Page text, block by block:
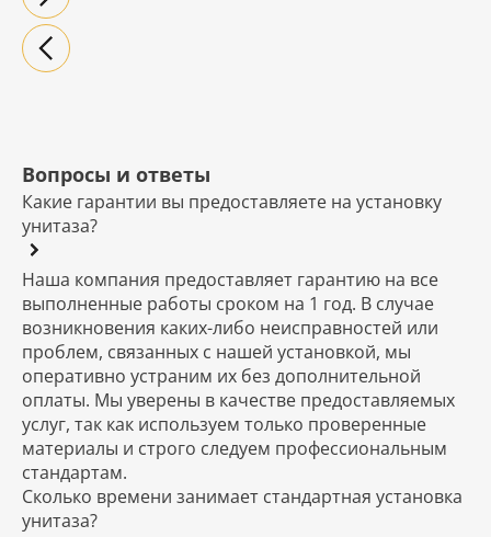
Вопросы и ответы
Какие гарантии вы предоставляете на установку
унитаза?
Наша компания предоставляет гарантию на все
выполненные работы сроком на 1 год. В случае
возникновения каких-либо неисправностей или
проблем, связанных с нашей установкой, мы
оперативно устраним их без дополнительной
оплаты. Мы уверены в качестве предоставляемых
услуг, так как используем только проверенные
материалы и строго следуем профессиональным
стандартам.
Сколько времени занимает стандартная установка
унитаза?